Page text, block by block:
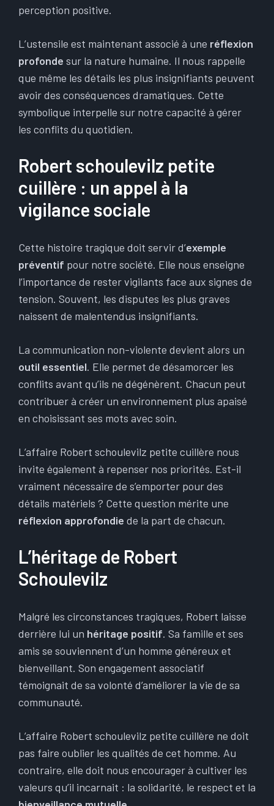
perception positive.
L’ustensile est maintenant associé à une réflexion
profonde sur la nature humaine. Il nous rappelle
que même les détails les plus insignifiants peuvent
avoir des conséquences dramatiques. Cette
symbolique interpelle sur notre capacité à gérer
les conflits du quotidien.
Robert schoulevilz petite
cuillère : un appel à la
vigilance sociale
Cette histoire tragique doit servir d’exemple
préventif pour notre société. Elle nous enseigne
l’importance de rester vigilants face aux signes de
tension. Souvent, les disputes les plus graves
naissent de malentendus insignifiants.
La communication non-violente devient alors un
outil essentiel. Elle permet de désamorcer les
conflits avant qu’ils ne dégénèrent. Chacun peut
contribuer à créer un environnement plus apaisé
en choisissant ses mots avec soin.
L’affaire Robert schoulevilz petite cuillère nous
invite également à repenser nos priorités. Est-il
vraiment nécessaire de s’emporter pour des
détails matériels ? Cette question mérite une
réflexion approfondie de la part de chacun.
L’héritage de Robert
Schoulevilz
Malgré les circonstances tragiques, Robert laisse
derrière lui un héritage positif. Sa famille et ses
amis se souviennent d’un homme généreux et
bienveillant. Son engagement associatif
témoignait de sa volonté d’améliorer la vie de sa
communauté.
L’affaire Robert schoulevilz petite cuillère ne doit
pas faire oublier les qualités de cet homme. Au
contraire, elle doit nous encourager à cultiver les
valeurs qu’il incarnait : la solidarité, le respect et la